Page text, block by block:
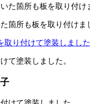
箇所も板を取り付けま
て塗装しました。